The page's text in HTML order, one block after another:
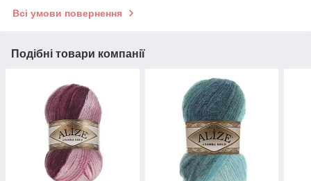
Всі умови повернення
Подібні товари компанії